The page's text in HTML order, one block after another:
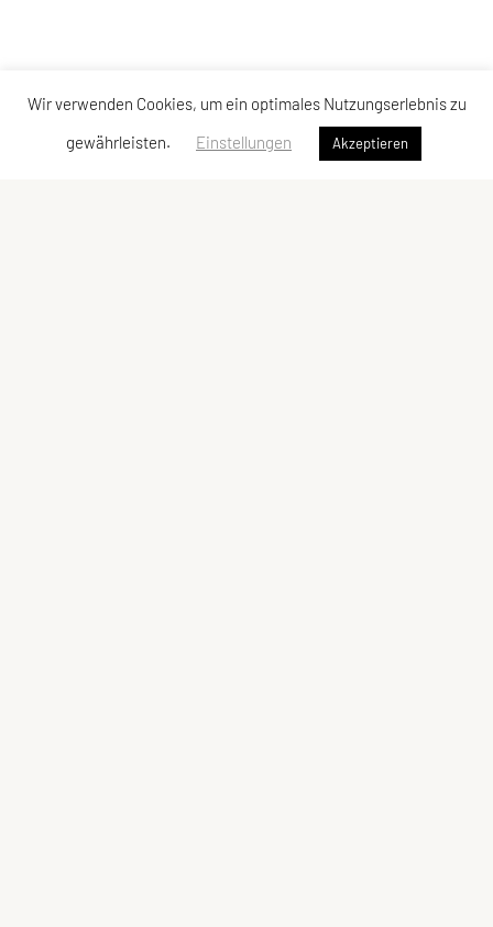
Wir verwenden Cookies, um ein optimales Nutzungserlebnis zu
gewährleisten.
Einstellungen Akzeptieren